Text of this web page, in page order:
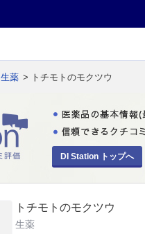
生薬 > トチモトのモクツウ
DI Station トップへ
トチモトのモクツウ
生薬